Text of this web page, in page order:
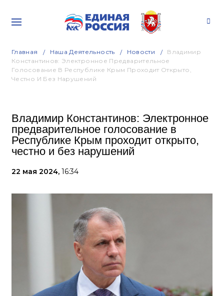
Главная Наша Деятельность Новости
Владимир
Константинов: Электронное Предварительное
Голосование В Республике Крым Проходит Открыто,
Честно И Без Нарушений
Владимир Константинов: Электронное
предварительное голосование в
Республике Крым проходит открыто,
честно и без нарушений
22 мая 2024, 16:34